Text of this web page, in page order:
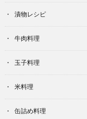
漬物レシピ
牛肉料理
玉子料理
米料理
缶詰め料理